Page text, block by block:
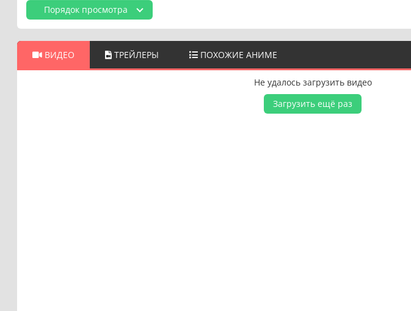
Порядок просмотра
ВИДЕО ТРЕЙЛЕРЫ ПОХОЖИЕ АНИМЕ
Не удалось загрузить видео
Загрузить ещё раз